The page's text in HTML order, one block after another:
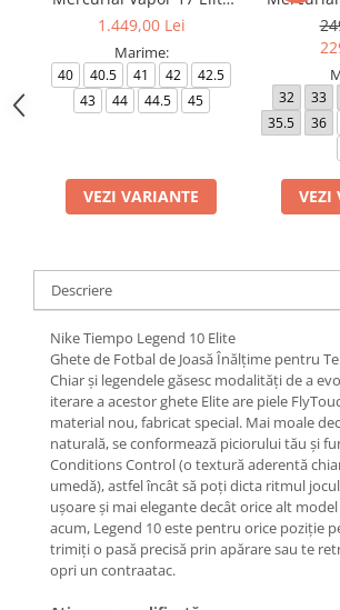
FG T Se
1.449,00 Lei
Marime:
40 40.5 41 42
42.5
43
44 44.5 45
VEZI VARIANTE
32 33
35.5
36
VEZI
Descriere
Nike Tiempo Legend 10 Elite
Ghete de Fotbal de Joasă Înălțime pentru
Chiar și legendele găsesc modalități de a
iterare a acestor ghete Elite are piele
material nou, fabricat special. Mai moale
naturală, se conformează piciorului tău și
Conditions Control (o textură aderentă
umedă), astfel încât să poți dicta ritmul
ușoare și mai elegante decât orice alt
acum, Legend 10 este pentru orice poziție
trimiți o pasă precisă prin apărare sau te
opri un contraatac.